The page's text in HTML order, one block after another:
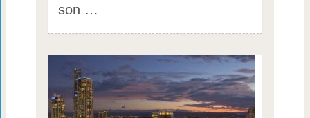
son …